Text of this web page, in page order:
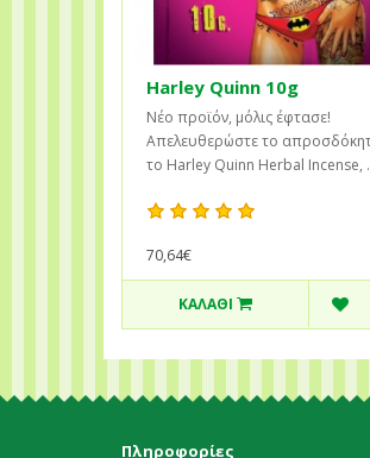
Harley Quinn 10g
Νέο προϊόν, μόλις έφτασε!
Απελευθερώστε το
το Harley Quinn Herbal Incense,
70,64€
ΚΑΛΆΘΙ
Πληροφορίες